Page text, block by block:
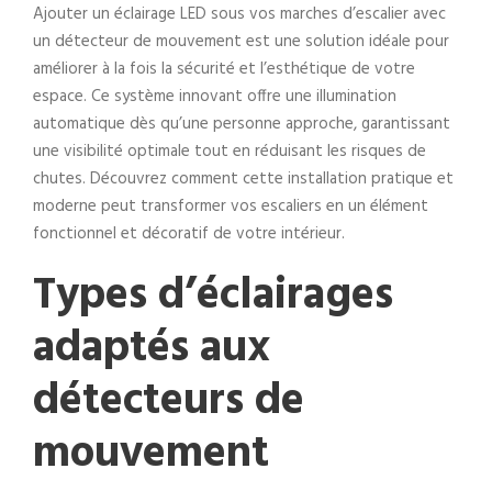
Ajouter un éclairage LED sous vos marches d’escalier avec
un détecteur de mouvement est une solution idéale pour
améliorer à la fois la sécurité et l’esthétique de votre
espace. Ce système innovant offre une illumination
automatique dès qu’une personne approche, garantissant
une visibilité optimale tout en réduisant les risques de
chutes. Découvrez comment cette installation pratique et
moderne peut transformer vos escaliers en un élément
fonctionnel et décoratif de votre intérieur.
Types d’éclairages
adaptés aux
détecteurs de
mouvement